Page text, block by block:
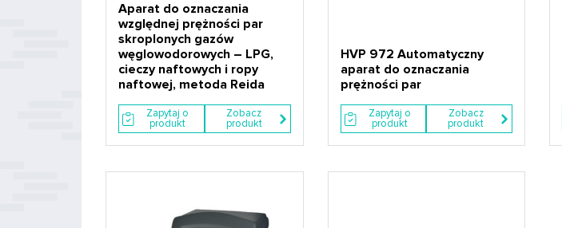
Aparat do oznaczania
względnej prężności par
skroplonych gazów
węglowodorowych – LPG,
cieczy naftowych i ropy
naftowej, metoda Reida
Zapytaj o
produkt
Zobacz
produkt
HVP 972 Automatyczny
aparat do oznaczania
prężności par
Zapytaj o
produkt
Zobacz
produkt